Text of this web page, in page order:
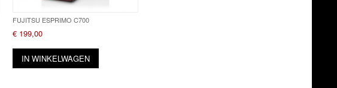
FUJITSU ESPRIMO C700
€ 199,00
IN WINKELWAGEN